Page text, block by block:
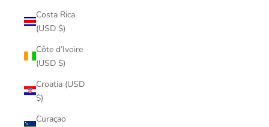
Costa Rica
(USD $)
Côte d’Ivoire
(USD $)
Croatia (USD
$)
Curaçao